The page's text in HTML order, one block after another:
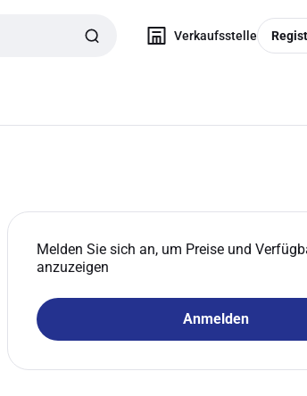
Verkaufsstelle
Melden Sie sich an, um Preise und
anzuzeigen
Anmelden